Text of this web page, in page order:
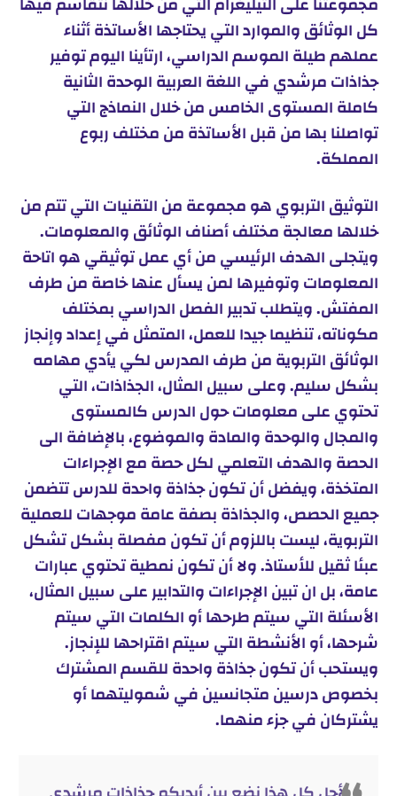
كل الوثائق والموارد التي يحتاجها الأساتذة أثناء
عملهم طيلة الموسم الدراسي، ارتأينا اليوم توفير
جذاذات مرشدي في اللغة العربية الوحدة الثانية
كاملة المستوى الخامس من خلال النماذج التي
تواصلنا بها من قبل الأساتذة من مختلف ربوع
المملكة.
التوثيق التربوي هو مجموعة من التقنيات التي تتم من
خلالها معالجة مختلف أصناف الوثائق والمعلومات.
ويتجلى الهدف الرئيسي من أي عمل توثيقي هو اتاحة
المعلومات وتوفيرها لمن يسأل عنها خاصة من طرف
المفتش. ويتطلب تدبير الفصل الدراسي بمختلف
مكوناته، تنظيما جيدا للعمل، المتمثل في إعداد وإنجاز
الوثائق التربوية من طرف المدرس لكي يأدي مهامه
بشكل سليم. وعلى سبيل المثال، الجذاذات، التي
تحتوي على معلومات حول الدرس كالمستوى
والمجال والوحدة والمادة والموضوع، بالإضافة الى
الحصة والهدف التعلمي لكل حصة مع الإجراءات
المتخذة، ويفضل أن تكون جذاذة واحدة للدرس تتضمن
جميع الحصص، والجذاذة بصفة عامة موجهات للعملية
التربوية، ليست باللزوم أن تكون مفصلة بشكل تشكل
عبئا ثقيل للأستاذ. ولا أن تكون نمطية تحتوي عبارات
عامة، بل ان تبين الإجراءات والتدابير على سبيل المثال،
الأسئلة التي سيتم طرحها أو الكلمات التي سيتم
شرحها، أو الأنشطة التي سيتم اقتراحها للإنجاز.
ويستحب أن تكون جذاذة واحدة للقسم المشترك
بخصوص درسين متجانسين في شموليتهما أو
يشتركان في جزء منهما.